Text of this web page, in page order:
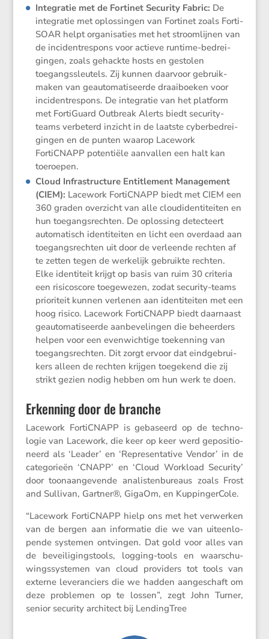
Integratie met de Fortinet Security Fabric: De
integratie met oplos­singen van Fortinet zoals Forti­
SOAR helpt organi­sa­ties met het stroom­lijnen van
de inciden­tres­pons voor actieve runtime-bedrei­
gingen, zoals gehackte hosts en gestolen
toegangs­sleu­tels. Zij kunnen daarvoor gebruik­
maken van geauto­ma­ti­seerde draai­boeken voor
inciden­tres­pons. De integratie van het platform
met FortiGuard Outbreak Alerts biedt security-
teams verbe­terd inzicht in de laatste cyber­be­drei­
gingen en de punten waarop Lacework
FortiCNAPP poten­tiële aanvallen een halt kan
toeroepen.
Cloud Infra­struc­ture Entit­le­ment Manage­ment
(CIEM): Lacework FortiCNAPP biedt met CIEM een
360 graden overzicht van alle cloudi­den­ti­teiten en
hun toegangs­rechten. De oplos­sing detec­teert
automa­tisch identi­teiten en licht een overdaad aan
toegangs­rechten uit door de verleende rechten af
te zetten tegen de werke­lijk gebruikte rechten.
Elke identi­teit krijgt op basis van ruim 30 criteria
een risico­score toege­wezen, zodat security-teams
priori­teit kunnen verlenen aan identi­teiten met een
hoog risico. Lacework FortiCNAPP biedt daarnaast
geauto­ma­ti­seerde aanbe­ve­lingen die beheer­ders
helpen voor een evenwich­tige toeken­ning van
toegangs­rechten. Dit zorgt ervoor dat eindge­brui­
kers alleen de rechten krijgen toege­kend die zij
strikt gezien nodig hebben om hun werk te doen.
Erkenning door de branche
Lacework FortiCNAPP is gebaseerd op de techno­
logie van Lacework, die keer op keer werd geposi­ti­o­
neerd als ‘Leader’ en ‘Repre­sen­ta­tive Vendor’ in de
catego­rieën ‘CNAPP’ en ‘Cloud Workload Security’
door toonaan­ge­vende analis­ten­bu­reaus zoals Frost
and Sullivan, Gartner®, GigaOm, en KuppingerCole.
“Lacework FortiCNAPP hielp ons met het verwerken
van de bergen aan infor­matie die we van uiteen­lo­
pende systemen ontvingen. Dat gold voor alles van
de bevei­li­gingstools, logging-tools en waarschu­
wings­sys­temen van cloud provi­ders tot tools van
externe leveran­ciers die we hadden aange­schaft om
deze problemen op te lossen”, zegt John Turner,
senior security archi­tect bij LendingTree